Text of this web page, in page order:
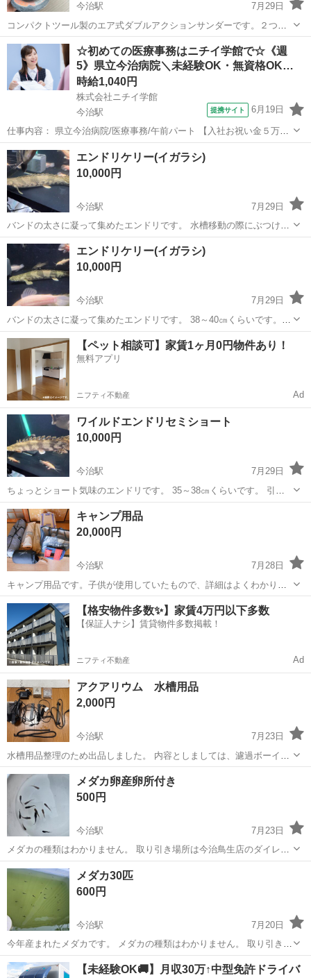
今治駅
7月29日
コンパクトツール製のエア式ダブルアクションサンダーです。２つあ
ります。
愛媛 今治市 今治駅 その他
☆初めての医療事務はニチイ学館で☆《週
5》県立今治病院＼未経験OK・無資格OK…
時給1,040円
株式会社ニチイ学館
今治駅
提携サイト 6月19日
仕事内容： 県立今治病院/医療事務/午前パート 【入社お祝い金５万円
支給】未経験の方も活躍中！資格なしの方も応募可能です 県立今治病
院での医療事務のお仕事です。 患者さん対応やご案内・保険証確認や
登録・電話対応など 受付窓...
愛媛 今治市 今治駅 一般事務
エンドリケリー(イガラシ)
10,000円
今治駅
7月29日
バンドの太さに凝って集めたエンドリです。 水槽移動の際にぶつけて
口先けがしていますが、治るレベルです。 40～42㎝くらいです。 引
取でお願いします。 熱帯魚 ポリプ 古代魚 エンドリ
愛媛 今治市 今治駅 その他 イガラシ
エンドリケリー(イガラシ)
10,000円
今治駅
7月29日
バンドの太さに凝って集めたエンドリです。 38～40㎝くらいです。
引取でお願いします。 熱帯魚 ポリプ 古代魚 エンドリ
愛媛 今治市 今治駅 その他
【ペット相談可】家賃1ヶ月0円物件あり！
無料アプリ
ニフティ不動産 Ad
ワイルドエンドリセミショート
10,000円
今治駅
7月29日
ちょっとショート気味のエンドリです。 35～38㎝くらいです。 引取
でお願いします。 熱帯魚 ポリプ 古代魚 エンドリ
愛媛 今治市 今治駅 その他
キャンプ用品
20,000円
今治駅
7月28日
キャンプ用品です。子供が使用していたもので、詳細はよくわかりま
せん。 使われる方がおられましたら、いかがですか。 ・テント（4～5
人用） ・テント（1～2人用） ・バックインベット ・シュラフ（寝
袋） ・クー...
愛媛 今治市 今治駅 その他
【格安物件多数✨】家賃4万円以下多数
【保証人ナシ】賃貸物件多数掲載！
ニフティ不動産 Ad
アクアリウム 水槽用品
2,000円
今治駅
7月23日
水槽用品整理のため出品しました。 内容としましては、濾過ボーイ2
個、エアーポンプ1個 160Wヒーター、LEDライト2個、エアーチュー
ブ1本 外掛け式フィルターになります。 外掛け式フィルターのみ一部
パーツが足りません。 そ...
愛媛 今治市 今治駅 その他
メダカ卵産卵所付き
500円
今治駅
7月23日
メダカの種類はわかりません。 取り引き場所は今治鳥生店のダイレッ
クスか今治ハローズでお願いします。水曜日以外の16時までなら取り
引き可能です。
愛媛 今治市 今治駅 その他
メダカ30匹
600円
今治駅
7月20日
今年産まれたメダカです。 メダカの種類はわかりません。 取り引き場
所は今治鳥生店のダイレックスか今治ハローズでお願いします。水曜
日以外の16時までなら取り引き可能です。
愛媛 今治市 今治駅 その他
【未経験OK🚚】月収30万↑中型免許ドライバ